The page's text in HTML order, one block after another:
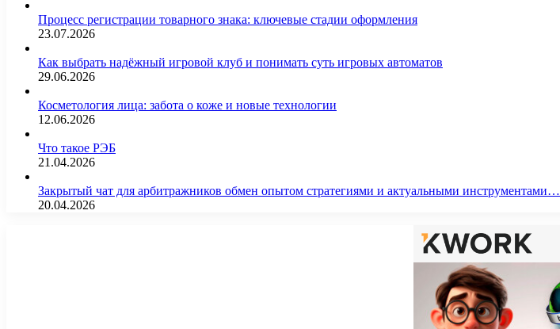
Процесс регистрации товарного знака: ключевые стадии оформления
23.07.2026
Как выбрать надёжный игровой клуб и понимать суть игровых автоматов
29.06.2026
Косметология лица: забота о коже и новые технологии
12.06.2026
Что такое РЭБ
21.04.2026
Закрытый чат для арбитражников обмен опытом стратегиями и актуальными инструментами…
20.04.2026